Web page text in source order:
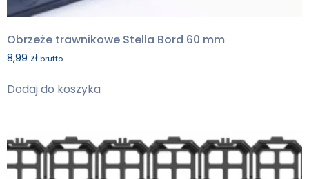
Obrzeże trawnikowe Stella Bord 60 mm
8,99 zł brutto
Dodaj do koszyka